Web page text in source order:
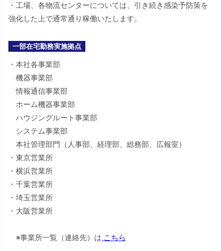
・工場、各物流センターについては、引き続き感染予防策を
強化した上で通常通り稼働いたします。
一部在宅勤務実施拠点
・本社各事業部
機器事業部
情報通信事業部
ホーム機器事業部
ハウジングルート事業部
システム事業部
本社管理部門（人事部、経理部、総務部、広報室）
・東京営業所
・横浜営業所
・千葉営業所
・埼玉営業所
・大阪営業所
※事業所一覧（連絡先）は こちら